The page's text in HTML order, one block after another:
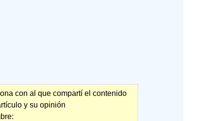
con al que compartí el contenido
y su opinión